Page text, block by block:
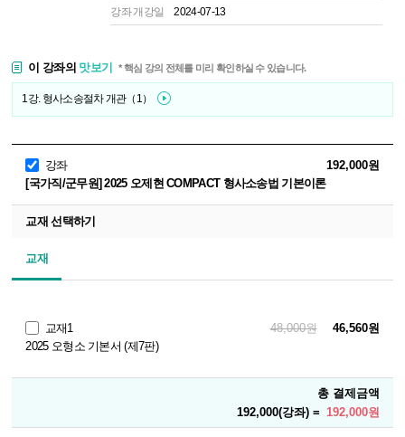
강좌 개강일 2024-07-13
이 강좌의 맛보기 * 핵심 강의 전체를 미리 확인하실 수 있습니다.
1강. 형사소송절차 개관（1）
강좌
[국가직/군무원] 2025 오제현 COMPACT 형사소송법 기본이론
192,000원
교재 선택하기
교재
교재1
2025 오형소 기본서 (제7판)
48,000원 46,560원
총 결제금액
192,000(강좌) = 192,000원